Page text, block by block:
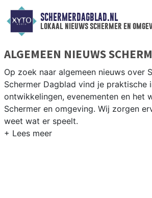
SCHERMERDAGBLAD.NL
lokaal nieuws schermer en
ALGEMEEN NIEUWS
Op zoek naar algemeen nieuws over
Schermer Dagblad vind je praktische
ontwikkelingen, evenementen en het
Schermer en omgeving. Wij zorgen
weet wat er speelt.